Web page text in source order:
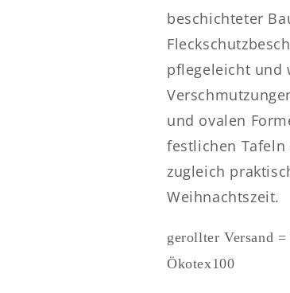
Erzgebirge
eckig
rund
oval
rund
oval
beschichteter
pflegeleicht und
und ovalen
festlichen
zugleich
Weihnachtszeit.
gerollter Versand
Ökotex100